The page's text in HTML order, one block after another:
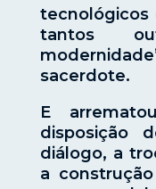
tantos
sacerdote.
E
disposição
diálogo, a
a